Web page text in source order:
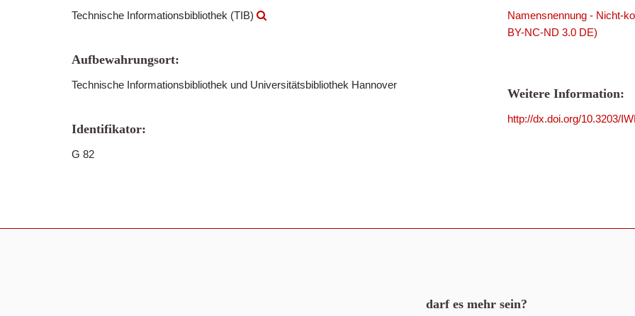
Technische Informationsbibliothek (TIB)
Aufbewahrungsort:
Technische Informationsbibliothek und Universitätsbibliothek Hannover
Identifikator:
G 82
Namensnennung - Nicht-
BY-NC-ND 3.0 DE)
Weitere Information:
http://dx.doi.org/10.3203/
darf es mehr sein?